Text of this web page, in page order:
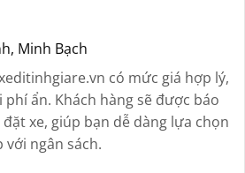
Minh Bạch
có mức giá hợp lý,
ẩn. Khách hàng sẽ được báo
xe, giúp bạn dễ dàng lựa chọn
ngân sách.